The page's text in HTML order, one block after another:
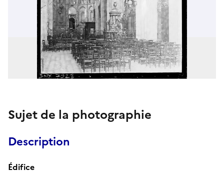
Sujet de la photographie
Description
Édifice